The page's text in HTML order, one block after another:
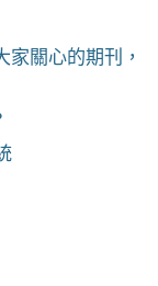
關心的期刊，